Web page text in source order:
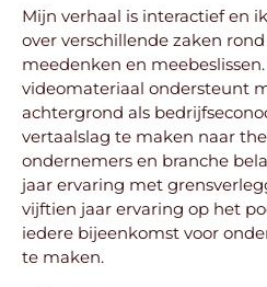
Mijn verhaal is interactief en
over verschillende zaken
meedenken en
videomateriaal ondersteunt
achtergrond als
vertaalslag te maken naar
ondernemers en branche
jaar ervaring met
vijftien jaar ervaring op het
iedere bijeenkomst voor
te maken.